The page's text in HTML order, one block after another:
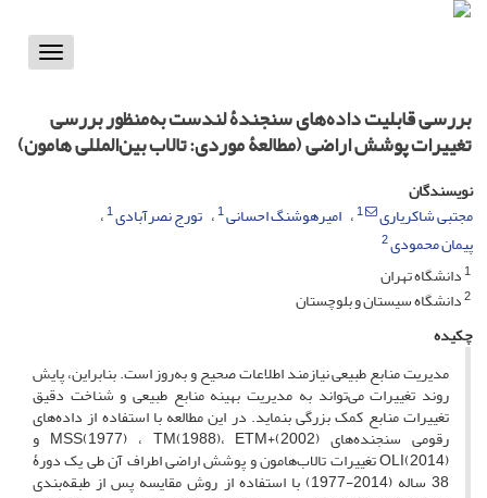
Toggle
بررسی قابلیت داده‌های سنجندۀ لندست به‌منظور بررسی
تغییرات پوشش اراضی (مطالعۀ موردی: تالاب بین‌المللی ‌هامون)
نویسندگان
مجتبی شاکریاری
1 امیرهوشنگ احسانی1 تورج نصرآبادی1
پیمان محمودی2
1دانشگاه تهران
2دانشگاه سیستان و بلوچستان
چکیده
مدیریت منابع طبیعی نیازمند اطلاعات صحیح و به‌روز است. بنابراین، پایش
روند تغییرات می‌تواند به مدیریت بهینه منابع طبیعی و شناخت دقیق
تغییرات منابع کمک بزرگی بنماید. در این مطالعه با استفاده از داده‌های
رقومی سنجنده‌های MSS(1977) ، TM(1988)، ETM+(2002) و
OLI(2014) تغییرات تالاب‌هامون و پوشش اراضی اطراف آن طی یک دورۀ
38 ساله (2014-1977) با استفاده از روش مقایسه پس از طبقه‌بندی